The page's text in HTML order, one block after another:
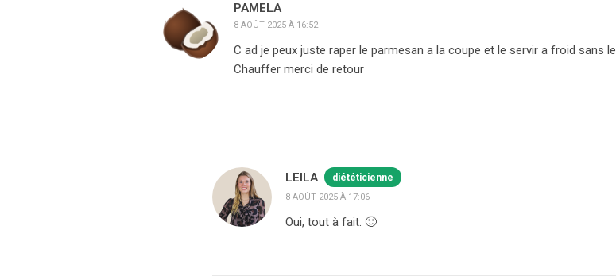
PAMELA
8 AOÛT 2025 À 16:52
C ad je peux juste raper le parmesan a la coupe et le servir a froid sans le
Chauffer merci de retour
LEILA diététicienne
8 AOÛT 2025 À 17:06
Oui, tout à fait. 🙂